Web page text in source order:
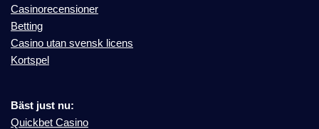
Casinorecensioner
Betting
Casino utan svensk licens
Kortspel
Bäst just nu:
Quickbet Casino